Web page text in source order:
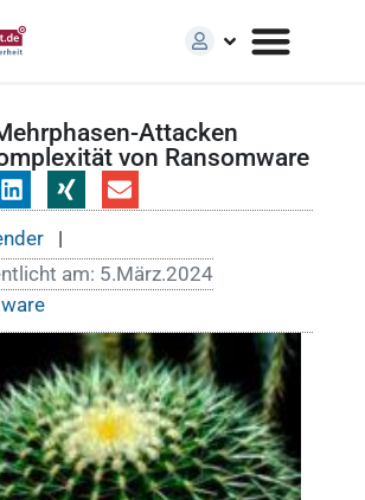
Attacken
von Ransomware
|
am: 5.März.2024